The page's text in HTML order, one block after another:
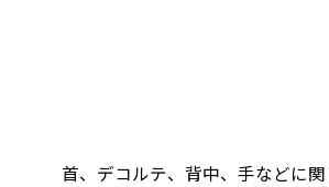
首、デコルテ、背中、手などに関